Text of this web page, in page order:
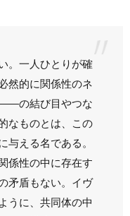
。一人ひとりが確
然的に関係性のネ
の結び目やつな
なものとは、この
与える名である。
係性の中に存在す
矛盾もない。イヴ
うに、共同体の中